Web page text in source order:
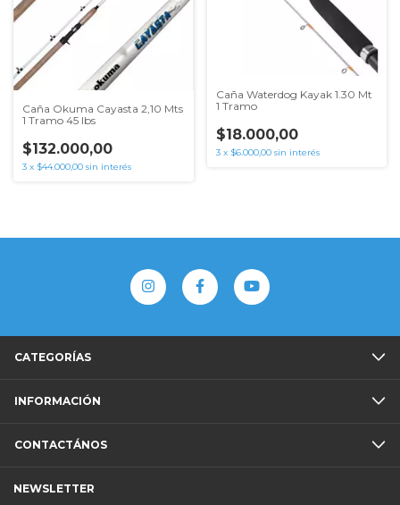
Caña Okuma Cayasta 2,10 Mts
1 Tramo 45 lbs
$132.000,00
3 x $44.000,00 sin interés
Caña Waterdog Kayak 1.30 Mt
1 Tramo
$18.000,00
3 x $6.000,00 sin interés
CATEGORÍAS
INFORMACIÓN
CONTACTÁNOS
NEWSLETTER